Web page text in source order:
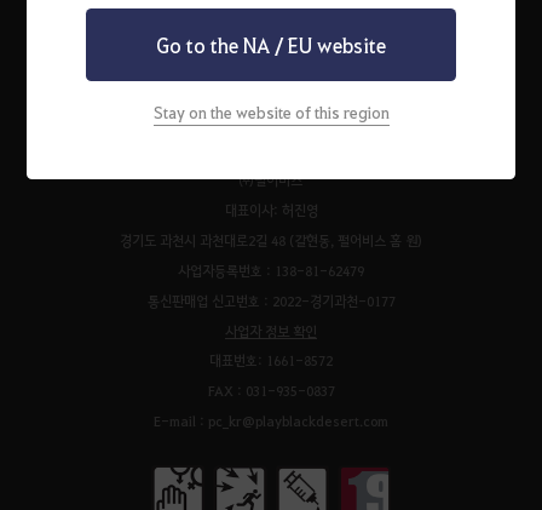
Go to the NA / EU website
Stay on the website of this region
펄어비스 서비스 이용약관 개인정보처리방침
쿠키 정책
㈜펄어비스
대표이사: 허진영
경기도 과천시 과천대로2길 48 (갈현동, 펄어비스 홈 원)
사업자등록번호 : 138-81-62479
통신판매업 신고번호 : 2022-경기과천-0177
사업자 정보 확인
대표번호: 1661-8572
FAX : 031-935-0837
E-mail : pc_kr@playblackdesert.com